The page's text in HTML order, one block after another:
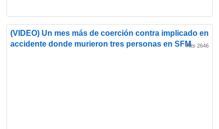
(VIDEO) Un mes más de coerción contra implicado en
accidente donde murieron tres personas en SFMHits 2646